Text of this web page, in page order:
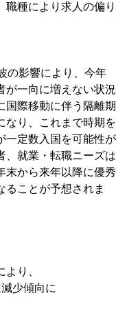
職種により求人の偏り
の影響により、今年
が一向に増えない状況
国際移動に伴う隔離期
なり、これまで時期を
一定数入国を可能性が
、就業・転職ニーズは
末から来年以降に優秀
ることが予想されま
り、
少傾向に